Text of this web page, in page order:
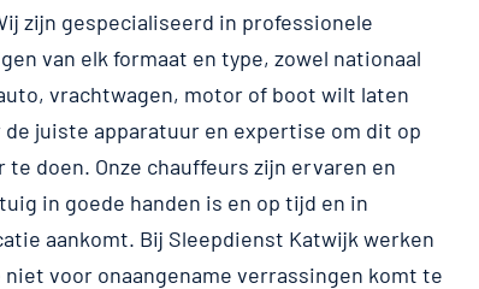
zijn gespecialiseerd in professionele
van elk formaat en type, zowel nationaal
vrachtwagen, motor of boot wilt laten
juiste apparatuur en expertise om dit op
doen. Onze chauffeurs zijn ervaren en
in goede handen is en op tijd en in
aankomt. Bij Sleepdienst Katwijk werken
voor onaangename verrassingen komt te